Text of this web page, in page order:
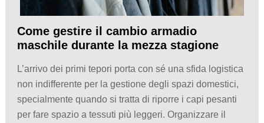
Come gestire il cambio armadio
maschile durante la mezza stagione
L’arrivo dei primi tepori porta con sé una sfida logistica
non indifferente per la gestione degli spazi domestici,
specialmente quando si tratta di riporre i capi pesanti
per fare spazio a tessuti più leggeri. Organizzare il